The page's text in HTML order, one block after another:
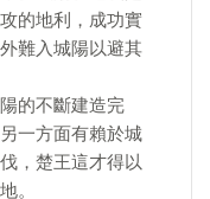
的地利，成功實
難入城陽以避其
的不斷建造完
一方面有賴於城
，楚王這才得以
。